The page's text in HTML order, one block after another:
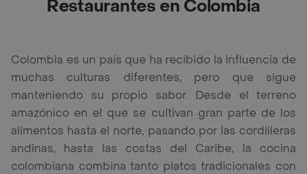
Restaurantes en Colombia
Colombia es un país que ha recibido la influencia de
muchas culturas diferentes, pero que sigue
manteniendo su propio sabor. Desde el terreno
amazónico en el que se cultivan gran parte de los
alimentos hasta el norte, pasando por las cordilleras
andinas, hasta las costas del Caribe, la cocina
colombiana combina tanto platos tradicionales con